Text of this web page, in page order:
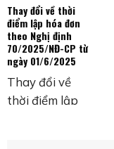
Thay đổi về thời
điểm lập hóa đơn
theo Nghị định
70/2025/NĐ-CP từ
ngày 01/6/2025
Thay đổi về
thời điểm lập